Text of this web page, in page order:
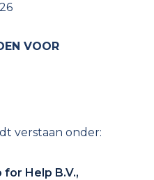
VOOR
verstaan onder:
Help B.V.,